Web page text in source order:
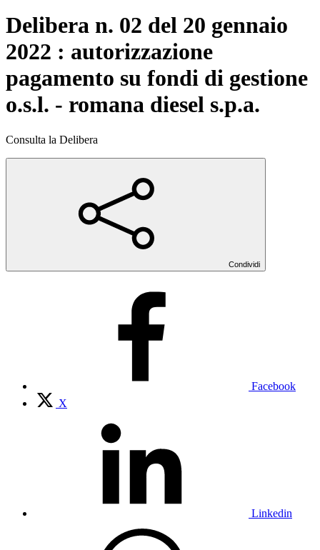
Delibera n. 02 del 20 gennaio
2022 : autorizzazione
pagamento su fondi di gestione
o.s.l. - romana diesel s.p.a.
Consulta la Delibera
Condividi
Facebook
X
Linkedin